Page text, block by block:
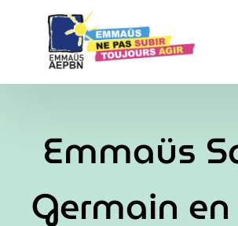
Emmaüs
Germain